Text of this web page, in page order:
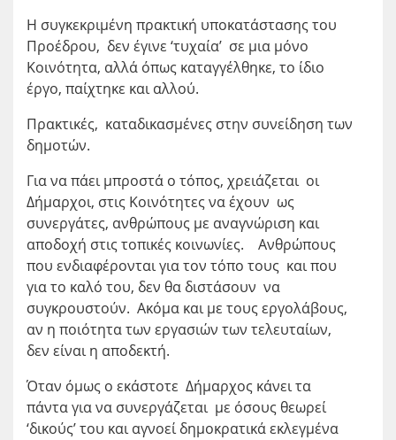
Η συγκεκριμένη πρακτική υποκατάστασης του
Προέδρου, δεν έγινε ‘τυχαία’ σε μια μόνο
Κοινότητα, αλλά όπως καταγγέλθηκε, το ίδιο
έργο, παίχτηκε και αλλού.
Πρακτικές, καταδικασμένες στην συνείδηση των
δημοτών.
Για να πάει μπροστά ο τόπος, χρειάζεται οι
Δήμαρχοι, στις Κοινότητες να έχουν ως
συνεργάτες, ανθρώπους με αναγνώριση και
αποδοχή στις τοπικές κοινωνίες. Ανθρώπους
που ενδιαφέρονται για τον τόπο τους και που
για το καλό του, δεν θα διστάσουν να
συγκρουστούν. Ακόμα και με τους εργολάβους,
αν η ποιότητα των εργασιών των τελευταίων,
δεν είναι η αποδεκτή.
Όταν όμως ο εκάστοτε Δήμαρχος κάνει τα
πάντα για να συνεργάζεται με όσους θεωρεί
‘δικούς’ του και αγνοεί δημοκρατικά εκλεγμένα